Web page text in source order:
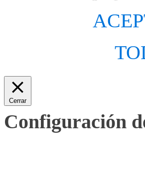
Cerrar
Configuración